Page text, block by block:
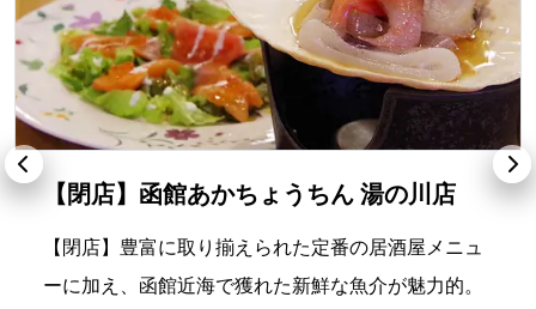
【閉店】函館あかちょうちん 湯の川店
【閉店】豊富に取り揃えられた定番の居酒屋メニュ
ーに加え、函館近海で獲れた新鮮な魚介が魅力的。